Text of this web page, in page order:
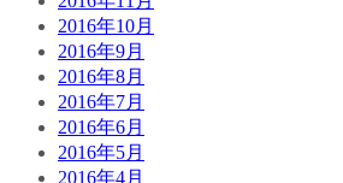
2016年10月
2016年9月
2016年8月
2016年7月
2016年6月
2016年5月
2016年4月